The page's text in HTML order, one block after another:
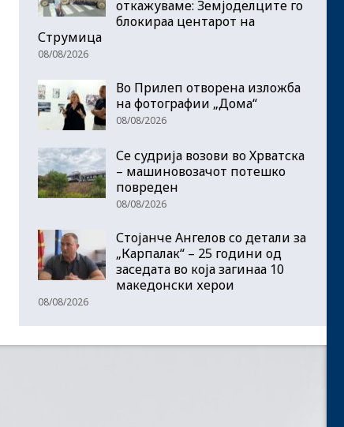
откажуваме: Земјоделците го
блокираа центарот на
Струмица
08/08/2026
Во Прилеп отворена изложба
на фотографии „Дома“
08/08/2026
Се судрија возови во Хрватска
– машиновозачот потешко
повреден
08/08/2026
Стојанче Ангелов со детали за
„Карпалак“ – 25 години од
заседата во која загинаа 10
македонски херои
08/08/2026